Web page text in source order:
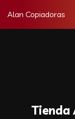
Alan Copiadoras
Tienda